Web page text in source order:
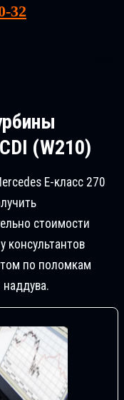
32
(W210)
E-класс 270
стоимости
консультантов
по поломкам